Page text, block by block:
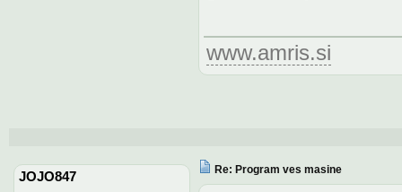
www.amris.si
JOJO847
Re: Program ves masine